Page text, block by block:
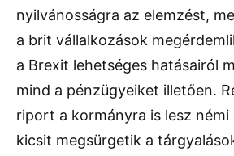
nyilvánosságra az elemzést,
a brit vállalkozások
a Brexit lehetséges hatásairól
mind a pénzügyeiket illetően.
riport a kormányra is lesz némi
kicsit megsürgetik a